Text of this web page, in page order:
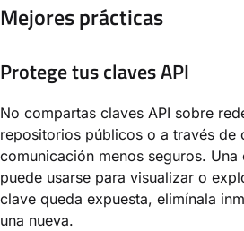
Mejores prácticas
Protege tus claves API
No compartas claves API sobre
repositorios públicos o a través de
comunicación menos seguros. Una
puede usarse para visualizar o
clave queda expuesta, elimínala
una nueva.